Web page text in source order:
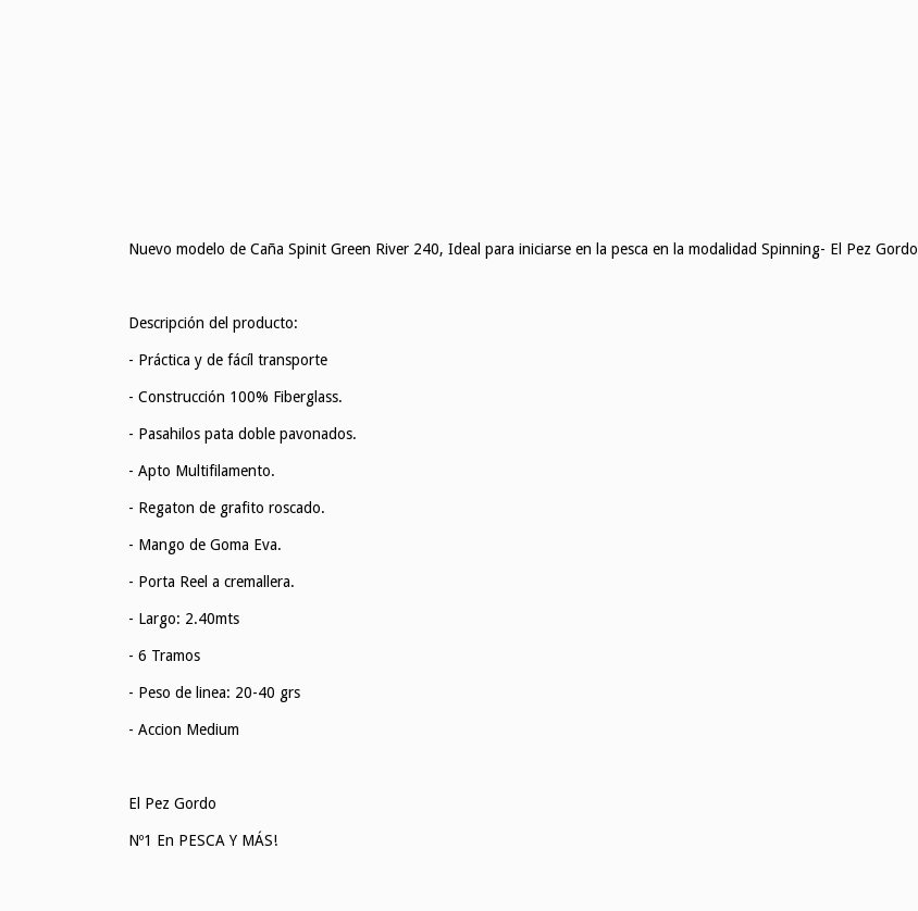
Nuevo modelo de Caña Spinit Green River 240, Ideal para iniciarse en la pesca en la modalidad Spinning- El Pez Gordo
Descripción del producto:
- Práctica y de fácíl transporte
- Construcción 100% Fiberglass.
- Pasahilos pata doble pavonados.
- Apto Multifilamento.
- Regaton de grafito roscado.
- Mango de Goma Eva.
- Porta Reel a cremallera.
- Largo: 2.40mts
- 6 Tramos
- Peso de linea: 20-40 grs
- Accion Medium
El Pez Gordo
Nº1 En PESCA Y MÁS!